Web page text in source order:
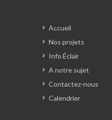
Accueil
Nos projets
Info Éclair
A notre sujet
Contactez-nous
Calendrier